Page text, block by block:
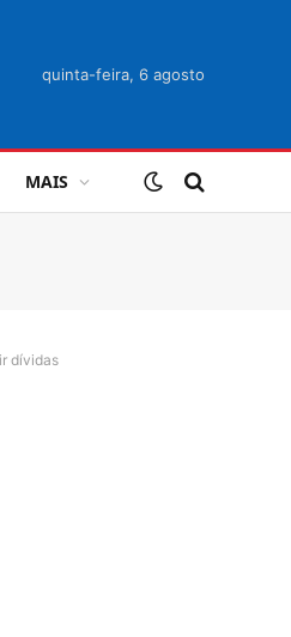
quinta-feira, 6 agosto
MAIS
dívidas